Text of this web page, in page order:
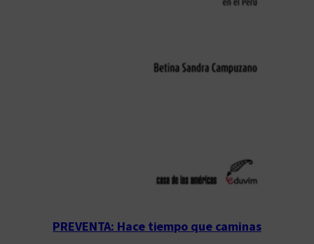
PREVENTA: Hace tiempo que caminas